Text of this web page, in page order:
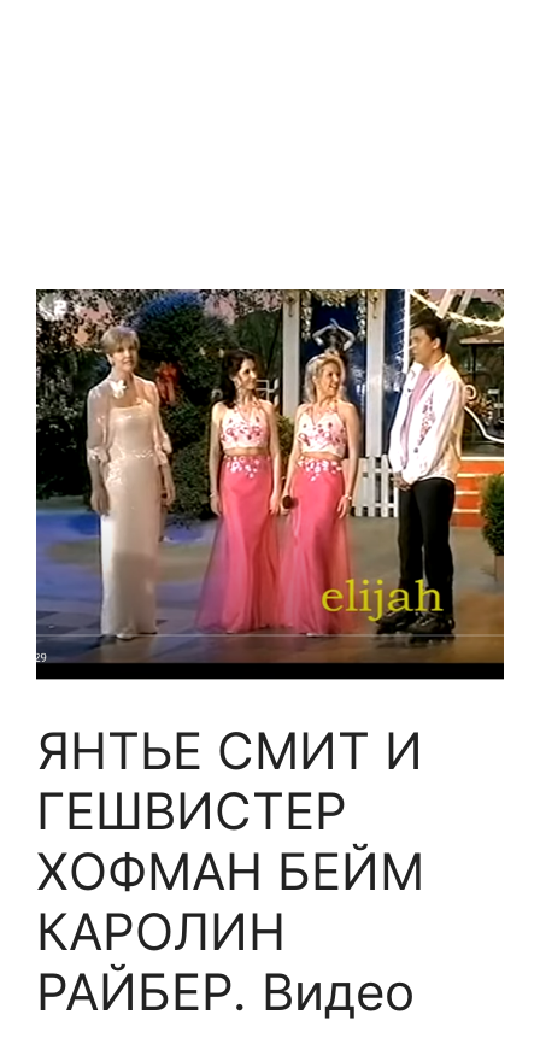
ЯНТЬЕ СМИТ И
ГЕШВИСТЕР
ХОФМАН БЕЙМ
КАРОЛИН
РАЙБЕР. Видео